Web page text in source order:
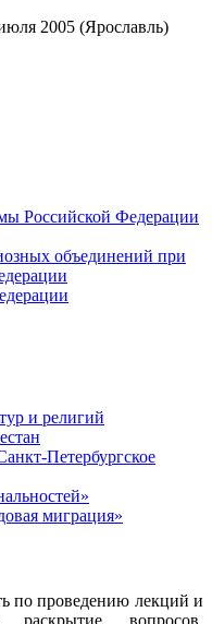
2005 (Ярославль)
Российской Федерации
объединений при
и религий
Петербургское
миграция»
по проведению лекций и